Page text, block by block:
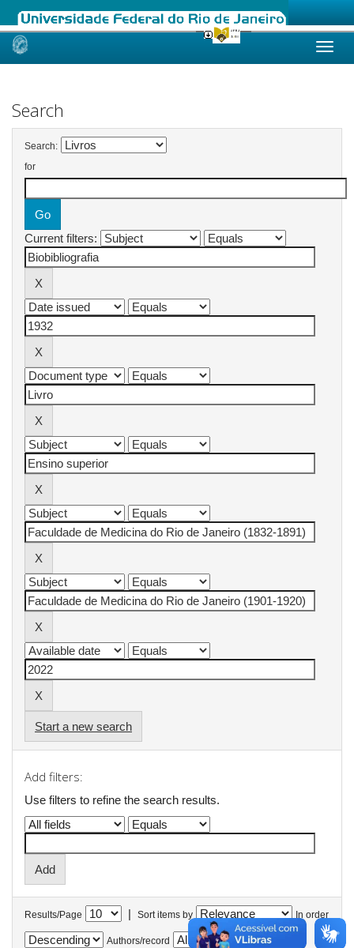
Skip
Search
Search:
for
Current filters:
Start a new search
Add filters:
Use filters to refine the search results.
Results/Page | Sort items by In order
Authors/record